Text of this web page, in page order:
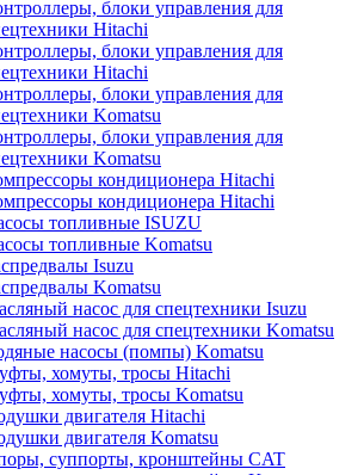
блоки управления для
Hitachi
блоки управления для
Hitachi
блоки управления для
Komatsu
блоки управления для
Komatsu
кондиционера Hitachi
кондиционера Hitachi
топливные ISUZU
топливные Komatsu
Isuzu
Komatsu
насос для спецтехники Isuzu
насос для спецтехники Komatsu
насосы (помпы) Komatsu
хомуты, тросы Hitachi
хомуты, тросы Komatsu
двигателя Hitachi
двигателя Komatsu
суппорты, кронштейны CAT